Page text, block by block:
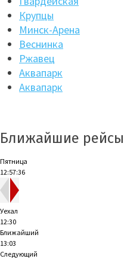
Крупцы
Минск-Арена
Веснинка
Ржавец
Аквапарк
Аквапарк
Ближайшие рейсы
Пятница
12:57:37
Уехал
12:30
Ближайший
13:03
Следующий